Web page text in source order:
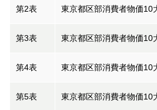
第2表 東京都区部消費者物価10
第3表 東京都区部消費者物価10
第4表 東京都区部消費者物価10
第5表 東京都区部消費者物価10